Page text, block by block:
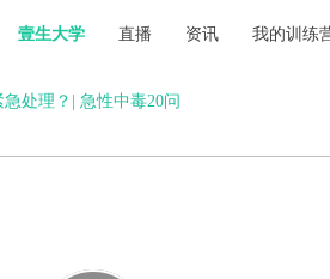
壹生大学 直播 资讯 我的训练
处理？| 急性中毒20问